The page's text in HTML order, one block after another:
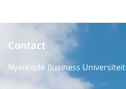
Contact
Nyenrode Business Universiteit